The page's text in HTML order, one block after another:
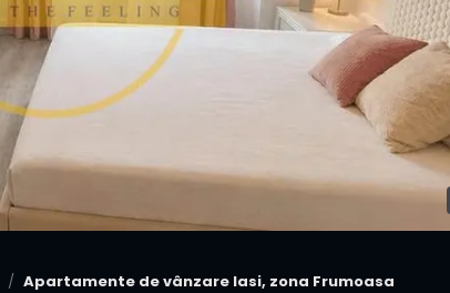
Apartamente de vânzare Iasi, zona Frumoasa